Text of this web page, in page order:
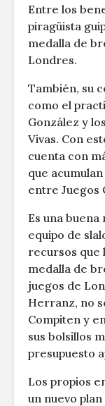
Entre los
piragüista
medalla de
Londres.
También, su
como el
González y
Vivas. Con
cuenta con
que
entre Juegos
Es una
equipo de
recursos que
medalla de
juegos de
Herranz, no
Compiten y
sus bolsillos
presupuesto
Los propios
un nuevo